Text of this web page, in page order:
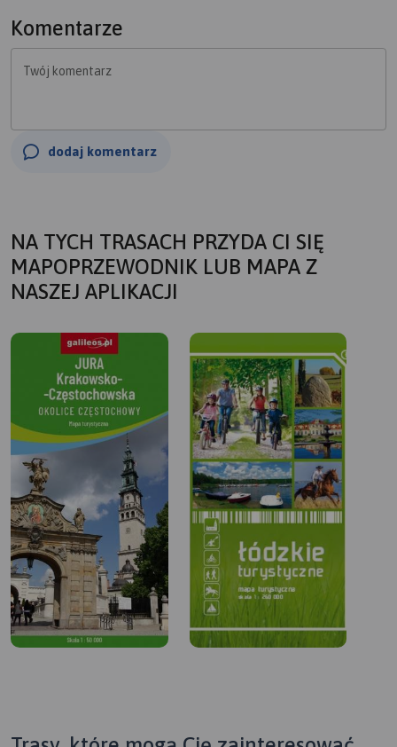
Komentarze
Twój komentarz
dodaj komentarz
NA TYCH TRASACH PRZYDA CI SIĘ
MAPOPRZEWODNIK LUB MAPA Z
NASZEJ APLIKACJI